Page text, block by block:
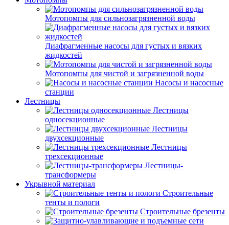
Мотопомпы для сильнозагрязненной воды
Диафрагменные насосы для густых и вязких
жидкостей
Мотопомпы для чистой и загрязненной воды
Насосы и насосные
станции
Лестницы
Лестницы
односекционные
Лестницы
двухсекционные
Лестницы
трехсекционные
Лестницы-
трансформеры
Укрывной материал
Строительные
тенты и пологи
Строительные брезенты